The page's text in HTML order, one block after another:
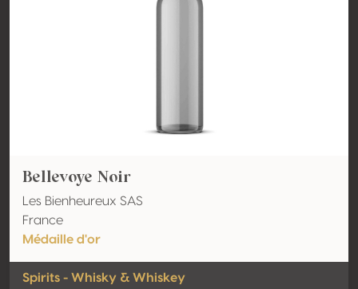
Bellevoye Noir
Les Bienheureux SAS
France
Médaille d'or
Spirits - Whisky & Whiskey